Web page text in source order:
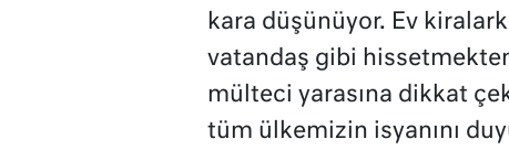
kara düşünüyor. Ev
vatandaş gibi hissetmekten
mülteci yarasına dikkat
tüm ülkemizin isyanını